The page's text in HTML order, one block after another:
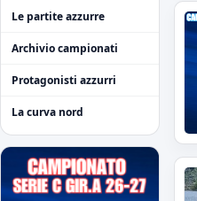
Le partite azzurre
Archivio campionati
Protagonisti azzurri
La curva nord